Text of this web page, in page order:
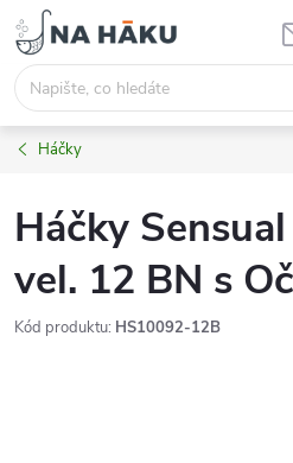
Přejít
na
obsah
Háčky
Háčky
vel. 12 BN s
Kód produktu: HS10092-12B